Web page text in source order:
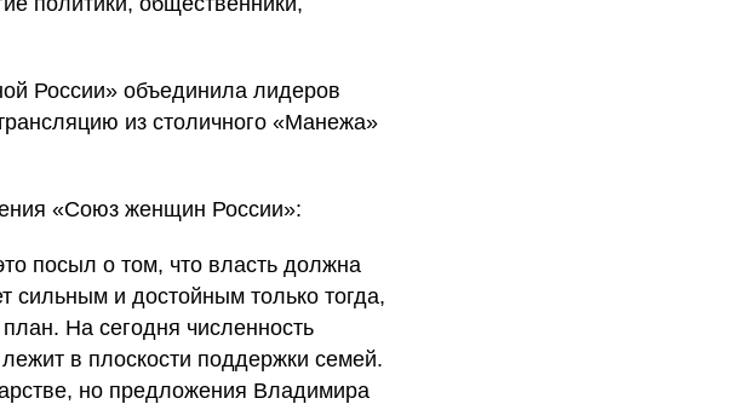
России» объединила лидеров
из столичного «Манежа»
«Союз женщин России»:
посыл о том, что власть должна
сильным и достойным только тогда,
На сегодня численность
в плоскости поддержки семей.
но предложения Владимира